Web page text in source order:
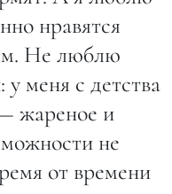
нравятся
Не люблю
у меня с детства
жареное и
не
от времени